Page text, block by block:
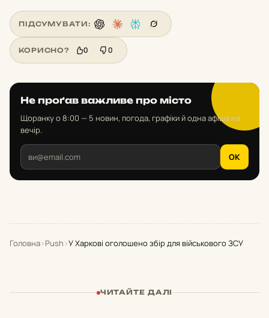
ПІДСУМУВАТИ:
КОРИСНО? 0 0
Не проґав важливе про місто
Щоранку о 8:00 — 5 новин, погода, графіки й одна афіша на
вечір.
OK
Головна›Push ›У Харкові оголошено збір для військового ЗСУ
ЧИТАЙТЕ ДАЛІ